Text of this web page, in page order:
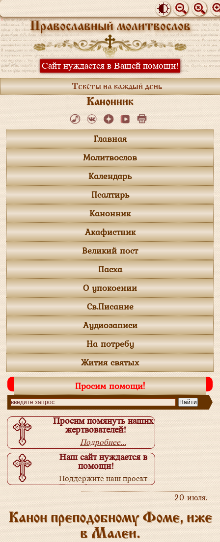
Православный молитвослов
Сайт нуждается в Вашей помощи!
Тексты на каждый день
Канонник
Главная
Молитвослов
Календарь
Псалтирь
Канонник
Акафистник
Великий пост
Пасха
О упокоении
Св.Писание
Аудиозаписи
На потребу
Жития святых
Просим помощи!
Просим помянуть наших
жертвователей!
Подробнее...
Наш сайт нуждается в
помощи!
Поддержите наш проект
Подробнее...
20 июля.
Канон преподобному Фоме, иже
в Малеи.